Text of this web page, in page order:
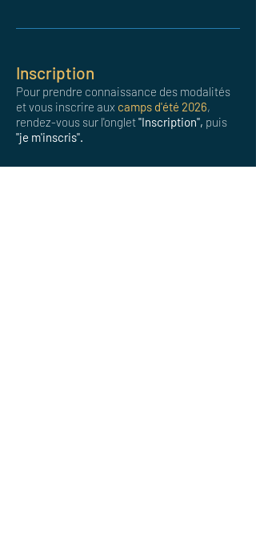
Inscription
Pour prendre connaissance des modalités
et vous inscrire aux camps d'été 2026,
rendez-vous sur l'onglet"Inscription", puis
"je m'inscris".